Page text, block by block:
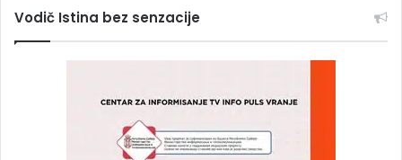
Vodič Istina bez senzacije